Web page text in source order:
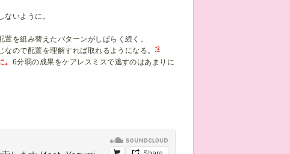
いように。
を組み替えたパターンがしばらく続く。
ので配置を理解すれば取れるようになる。
*2
6分弱の成果をケアレスミスで逃すのはあまりに